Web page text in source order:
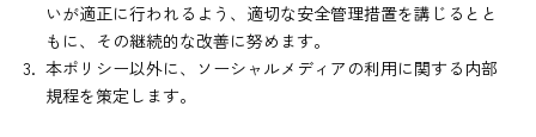
いが適正に行われるよう、適切な安全管理措置を講じるとと
もに、その継続的な改善に努めます。
本ポリシー以外に、ソーシャルメディアの利用に関する内部
規程を策定します。